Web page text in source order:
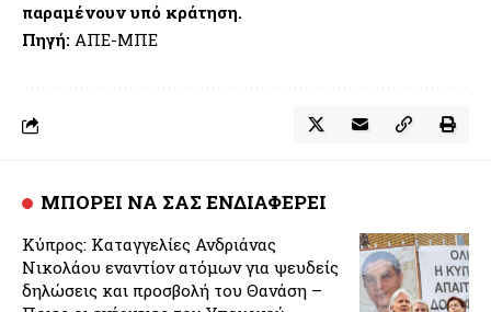
παραμένουν υπό κράτηση.
Πηγή: ΑΠΕ-ΜΠΕ
ΜΠΟΡΕΙ ΝΑ ΣΑΣ ΕΝΔΙΑΦΕΡΕΙ
Κύπρος: Καταγγελίες Ανδριάνας
Νικολάου εναντίον ατόμων για ψευδείς
δηλώσεις και προσβολή του Θανάση –